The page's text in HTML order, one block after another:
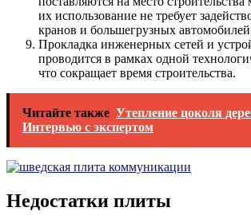
их использование не требует
кранов и большегрузных
Прокладка инженерных сетей и
проводится в рамках одной
что сокращает время строительства.
Читайте также Утепление цоколя
Интервью с экспертом
Недостатки плиты